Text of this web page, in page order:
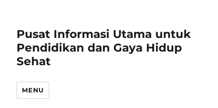
Pusat Informasi Utama untuk
Pendidikan dan Gaya Hidup
Sehat
MENU